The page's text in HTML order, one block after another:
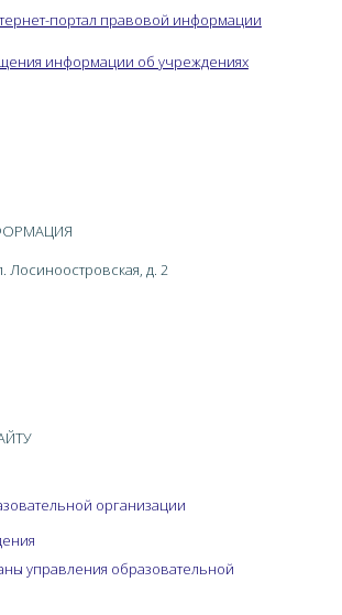
портал правовой информации
информации об учреждениях
Лосиноостровская, д. 2
организации
управления образовательной